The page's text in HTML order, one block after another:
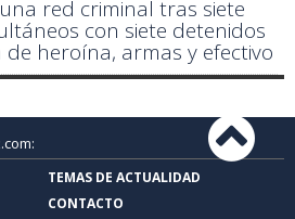
red criminal tras siete
con siete detenidos
de heroína, armas y efectivo
TEMAS DE ACTUALIDAD
CONTACTO